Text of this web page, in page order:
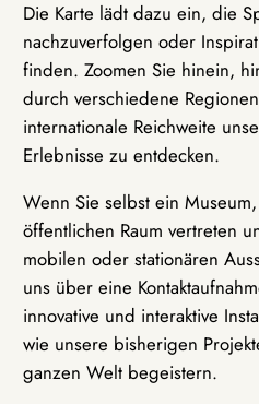
Die Karte lädt dazu ein, die
nachzuverfolgen oder
finden. Zoomen Sie hinein,
durch verschiedene
internationale Reichweite
Erlebnisse zu entdecken.
Wenn Sie selbst ein
öffentlichen Raum vertreten
mobilen oder stationären
uns über eine
innovative und interaktive
wie unsere bisherigen
ganzen Welt begeistern.